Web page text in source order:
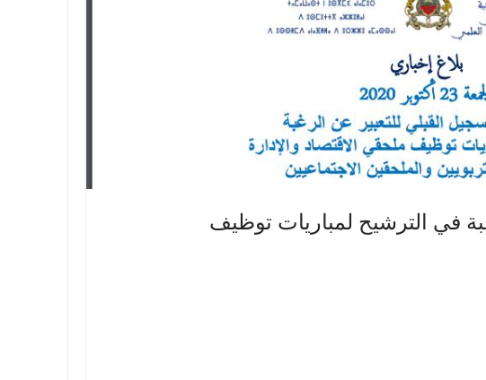
في الترشيح لمباريات توظيف